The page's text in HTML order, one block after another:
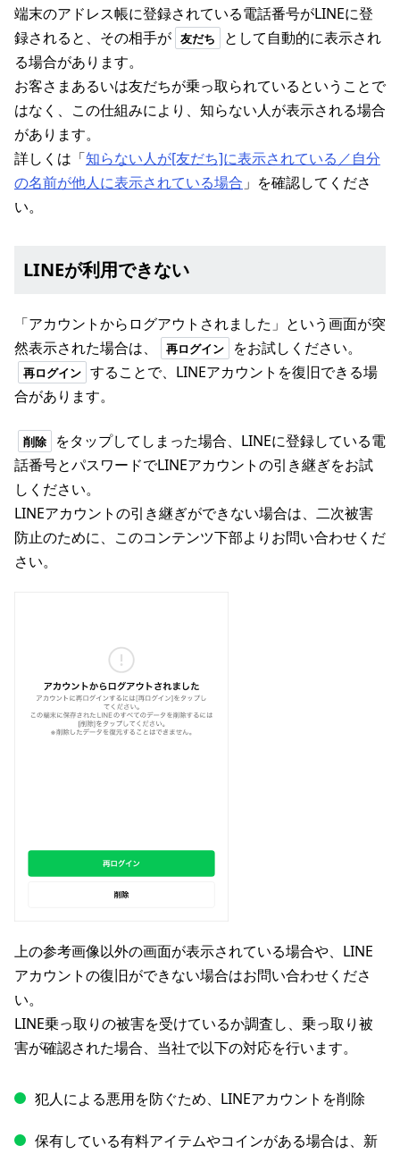
端末のアドレス帳に登録されている電話番号がLINEに登
録されると、その相手が 友だち
として自動的に表示され
る場合があります。
お客さまあるいは友だちが乗っ取られているということで
はなく、この仕組みにより、知らない人が表示される場合
があります。
詳しくは「知らない人が[友だち]に表示されている／自分
の名前が他人に表示されている場合 」を確認してくださ
い。
LINEが利用できない
「アカウントからログアウトされました」という画面が突
然表示された場合は、
再ログイン をお試しください。
再ログイン することで、LINEアカウントを復旧できる場
合があります。
削除
をタップしてしまった場合、LINEに登録している電
話番号とパスワードでLINEアカウントの引き継ぎをお試
しください。
LINEアカウントの引き継ぎができない場合は、二次被害
防止のために、このコンテンツ下部よりお問い合わせくだ
さい。
上の参考画像以外の画面が表示されている場合や、LINE
アカウントの復旧ができない場合はお問い合わせくださ
い。
LINE乗っ取りの被害を受けているか調査し、乗っ取り被
害が確認された場合、当社で以下の対応を行います。
犯人による悪用を防ぐため、LINEアカウントを削除
保有している有料アイテムやコインがある場合は、新